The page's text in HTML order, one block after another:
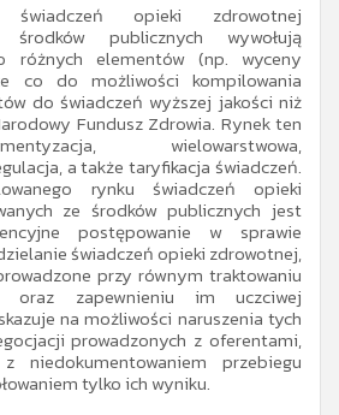
świadczeń opieki zdrowotnej
środków publicznych wywołują
różnych elementów (np. wyceny
co do możliwości kompilowania
do świadczeń wyższej jakości niż
Fundusz Zdrowia. Rynek ten
wielowarstwowa,
a także taryfikacja świadczeń.
rynku świadczeń opieki
ze środków publicznych jest
postępowanie w sprawie
świadczeń opieki zdrowotnej,
przy równym traktowaniu
oraz zapewnieniu im uczciwej
na możliwości naruszenia tych
prowadzonych z oferentami,
przebiegu
tylko ich wyniku.